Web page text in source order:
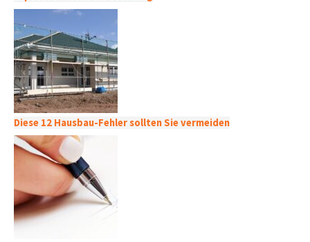
Diese 12 Hausbau-Fehler sollten Sie vermeiden